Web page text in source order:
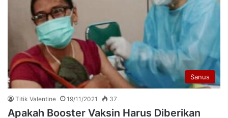
Sanus
Titik Valentine 19/11/2021 37
Apakah Booster Vaksin Harus Diberikan